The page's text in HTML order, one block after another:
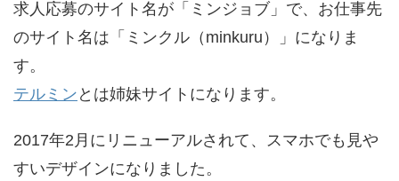
求人応募のサイト名が「ミンジョブ」で、お仕事先
のサイト名は「ミンクル（minkuru）」になりま
す。
テルミン とは姉妹サイトになります。
2017年2月にリニューアルされて、スマホでも見や
すいデザインになりました。